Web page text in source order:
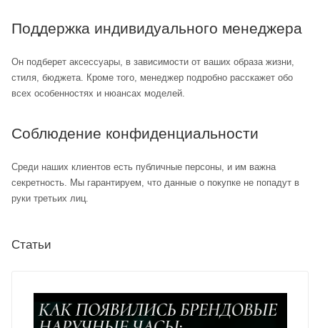
Поддержка индивидуального менеджера
Он подберет аксессуары, в зависимости от ваших образа жизни,
стиля, бюджета. Кроме того, менеджер подробно расскажет обо
всех особенностях и нюансах моделей.
Соблюдение конфиденциальности
Среди наших клиентов есть публичные персоны, и им важна
секретность. Мы гарантируем, что данные о покупке не попадут в
руки третьих лиц.
Статьи